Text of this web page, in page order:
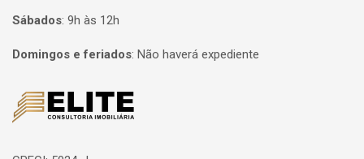
Sábados: 9h às 12h
Domingos e feriados: Não haverá expediente
Página inicial